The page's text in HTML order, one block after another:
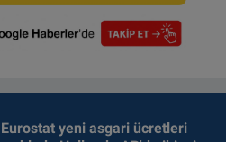
Eurostat yeni asgari ücretleri